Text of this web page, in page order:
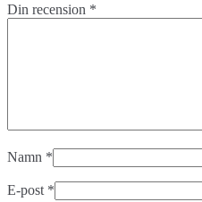
Din recension *
Namn *
E-post *